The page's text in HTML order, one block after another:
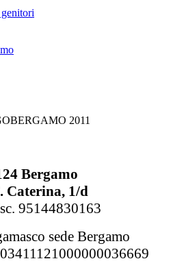
Bergamo
Caterina, 1/d
95144830163
sede Bergamo